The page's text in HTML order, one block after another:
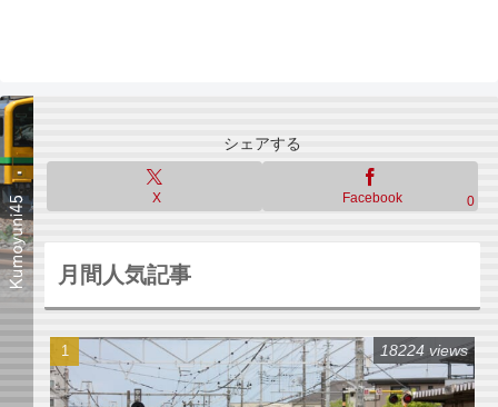
シェアする
X Facebook 0
月間人気記事
18224 views